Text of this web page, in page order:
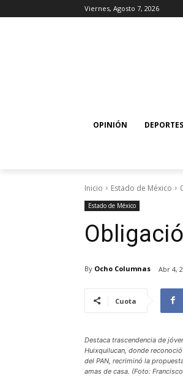
Viernes, Agosto 7, 2026
OPINIÓN DEPORTES
Inicio Estado de México
Estado de México
By Ocho Columnas Abr 4,
Cuota
Destaca trascendencia de
Huixquilucan, donde
del PAN, recriminó la
amas de casa. (Foto: